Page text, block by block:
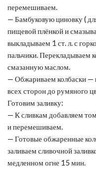
перемешиваем.
— Бамбуковую циновку (
пищевой плёнкой и
выкладываем 1 ст. л. с
пальчики. Перекладываем
смазанную маслом.
— Обжариваем колбаски —
всех сторон до румяного
Готовим заливку:
— К сливкам добавляем
и перемешиваем.
— Готовые обжаренные
заливаем сливочной
медленном огне 15 мин.